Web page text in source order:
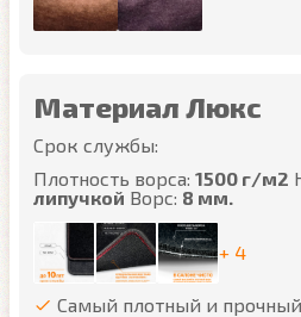
Материал Люкс
Срок службы:
Плотность ворса: 1500 г/м2
липучкой Ворс: 8 мм.
+ 4
Самый плотный и